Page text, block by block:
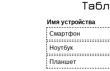
Имя устройства
Смартфон
Ноутбук
Планшет